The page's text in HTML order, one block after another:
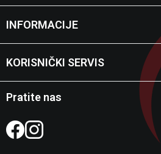
INFORMACIJE
KORISNIČKI SERVIS
Pratite nas